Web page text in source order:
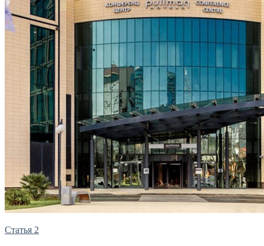
Статья 2